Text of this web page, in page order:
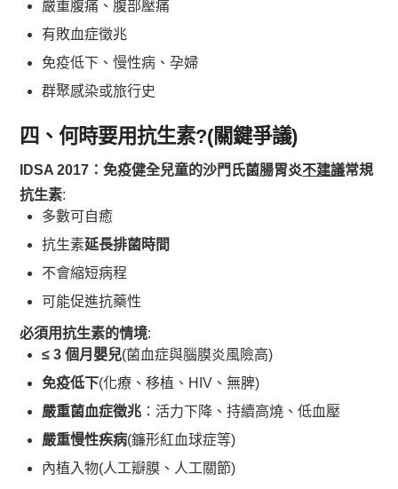
嚴重腹痛、腹部壓痛
有敗血症徵兆
免疫低下、慢性病、孕婦
群聚感染或旅行史
四、何時要用抗生素?(關鍵爭議)
IDSA 2017：免疫健全兒童的沙門氏菌腸胃炎不建議常規
抗生素:
多數可自癒
抗生素延長排菌時間
不會縮短病程
可能促進抗藥性
必須用抗生素的情境:
≤ 3 個月嬰兒(菌血症與腦膜炎風險高)
免疫低下(化療、移植、HIV、無脾)
嚴重菌血症徵兆 ：活力下降、持續高燒、低血壓
嚴重慢性疾病(鐮形紅血球症等)
內植入物(人工瓣膜、人工關節)